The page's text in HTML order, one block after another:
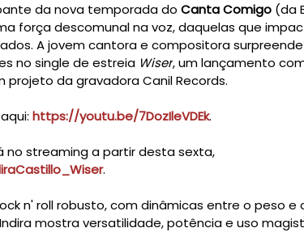
da nova temporada do Canta Comigo (da
força descomunal na voz, daquelas que
A jovem cantora e compositora
no single de estreia Wiser, um lançamento
projeto da gravadora Canil Records.
https://youtu.be/7DozIleVDEk.
no streaming a partir desta sexta,
.
n' roll robusto, com dinâmicas entre o peso e
mostra versatilidade, potência e uso